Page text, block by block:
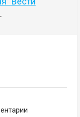
.